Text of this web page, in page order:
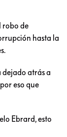
robo de
hasta la
dejado atrás a
eso que
Ebrard, esto